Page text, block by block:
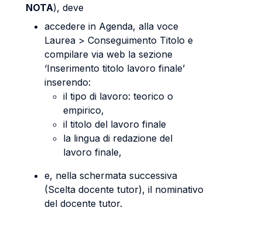
NOTA), deve
accedere in Agenda, alla voce
Laurea > Conseguimento Titolo e
compilare via web la sezione
‘Inserimento titolo lavoro finale’
inserendo:
il tipo di lavoro: teorico o
empirico,
il titolo del lavoro finale
la lingua di redazione del
lavoro finale,
e, nella schermata successiva
(Scelta docente tutor), il nominativo
del docente tutor.